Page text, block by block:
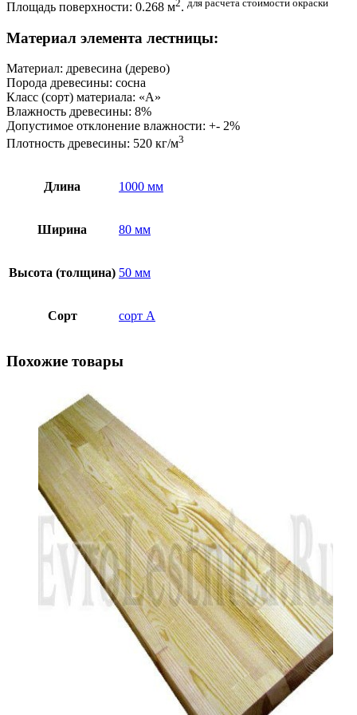
Площадь поверхности: 0.268 м2. для расчета стоимости окраски
Материал элемента лестницы:
Материал: древесина (дерево)
Порода древесины: сосна
Класс (сорт) материала: «А»
Влажность древесины: 8%
Допустимое отклонение влажности: +- 2%
Плотность древесины: 520 кг/м3
Длина 1000 мм
Ширина 80 мм
Высота (толщина) 50 мм
Сорт сорт А
Похожие товары